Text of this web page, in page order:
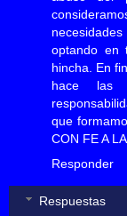
optando en
hincha. En
hace las
que
CON FE A
Responder
Respuestas